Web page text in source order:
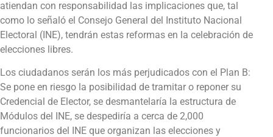
atiendan con responsabilidad las implicaciones que, tal
como lo señaló el Consejo General del Instituto Nacional
Electoral (INE), tendrán estas reformas en la celebración de
elecciones libres.
Los ciudadanos serán los más perjudicados con el Plan B:
Se pone en riesgo la posibilidad de tramitar o reponer su
Credencial de Elector, se desmantelaría la estructura de
Módulos del INE, se despediría a cerca de 2,000
funcionarios del INE que organizan las elecciones y